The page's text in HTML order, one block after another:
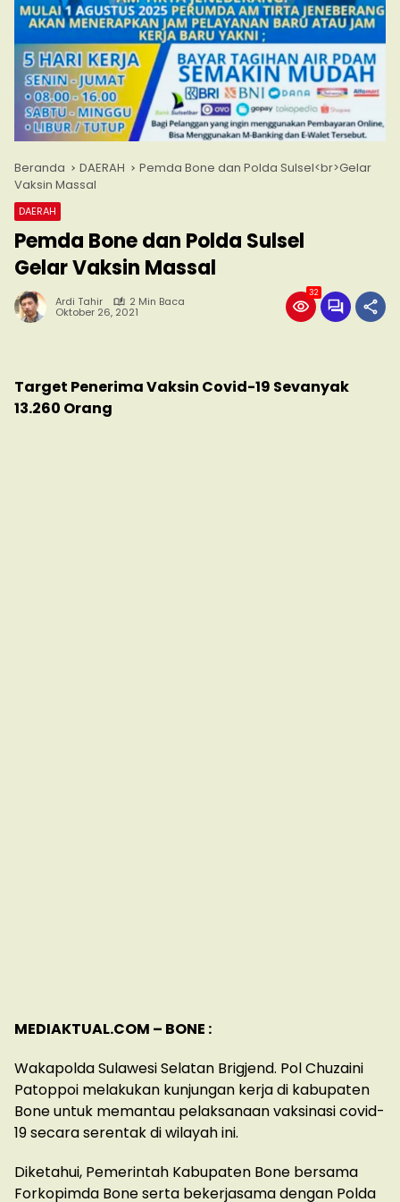
Beranda DAERAH
Pemda Bone dan Polda Sulsel<br>Gelar
Vaksin Massal
DAERAH
Pemda Bone dan Polda Sulsel
Gelar Vaksin Massal
Ardi Tahir 2 Min Baca
Oktober 26, 2021
32
Target Penerima Vaksin Covid-19 Sevanyak
13.260 Orang
MEDIAKTUAL.COM – BONE :
Wakapolda Sulawesi Selatan Brigjend. Pol Chuzaini
Patoppoi melakukan kunjungan kerja di kabupaten
Bone untuk memantau pelaksanaan vaksinasi covid-
19 secara serentak di wilayah ini.
Diketahui, Pemerintah Kabupaten Bone bersama
Forkopimda Bone serta bekerjasama dengan Polda